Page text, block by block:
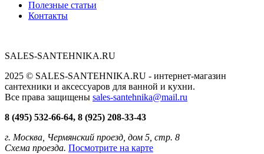
Полезные статьи
Контакты
SALES-SANTEHNIKA.RU
2025 © SALES-SANTEHNIKA.RU - интернет-магазин
сантехники и аксессуаров для ванной и кухни.
Все права защищены sales-santehnika@mail.ru
8 (495) 532-66-64, 8 (925) 208-33-43
г. Москва, Чермянский проезд, дом 5, стр. 8
Схема проезда. Посмотрите на карте